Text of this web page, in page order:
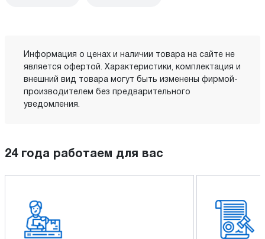
Информация о ценах и наличии товара на сайте не
является офертой. Характеристики, комплектация и
внешний вид товара могут быть изменены фирмой-
производителем без предварительного
уведомления.
24 года работаем для вас